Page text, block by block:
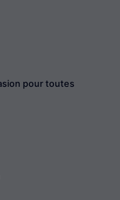
pour toutes